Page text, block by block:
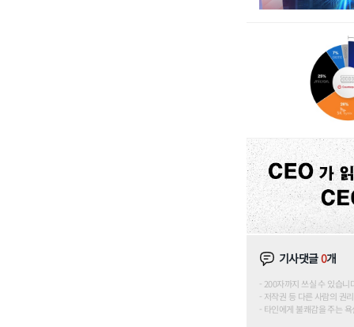
기사댓글0개
200자까지 쓰실 수 있습
저작권 등 다른 사람의 권
타인에게 불쾌감을 주는